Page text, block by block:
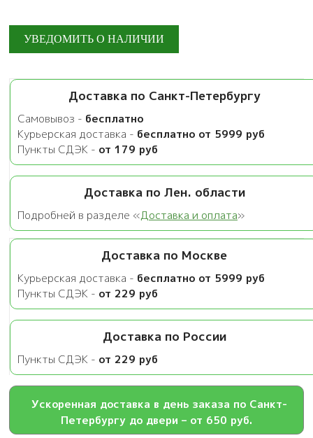
Доставка по Санкт-Петербургу
Самовывоз - бесплатно
Курьерская доставка - бесплатно от 5999 руб
Пункты СДЭК - от 179 руб
Доставка по Лен. области
Подробней в разделе «Доставка и оплата»
Доставка по Москве
Курьерская доставка - бесплатно от 5999 руб
Пункты СДЭК - от 229 руб
Доставка по России
Пункты СДЭК - от 229 руб
Ускоренная доставка в день заказа по Санкт-
Петербургу до двери – от 650 руб.